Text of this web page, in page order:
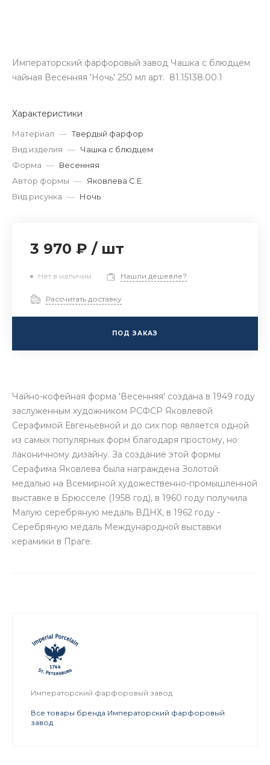
Императорский фарфоровый завод Чашка с блюдцем
чайная Весенняя 'Ночь' 250 мл арт. 81.15138.00.1
Характеристики
Материал — Твердый фарфор
Вид изделия — Чашка с блюдцем
Форма — Весенняя
Автор формы — Яковлева С.Е.
Вид рисунка — Ночь
3 970 ₽ / шт
Нет в наличии Нашли дешевле?
Рассчитать доставку
ПОД ЗАКАЗ
Чайно-кофейная форма 'Весенняя' создана в 1949 году
заслуженным художником РСФСР Яковлевой
Серафимой Евгеньевной и до сих пор является одной
из самых популярных форм благодаря простому, но
лаконичному дизайну. За создание этой формы
Серафима Яковлева была награждена Золотой
медалью на Всемирной художественно-промышленной
выставке в Брюсселе (1958 год), в 1960 году получила
Малую серебряную медаль ВДНХ, в 1962 году -
Серебряную медаль Международной выставки
керамики в Праге.
Императорский фарфоровый завод
Все товары бренда Императорский фарфоровый
завод